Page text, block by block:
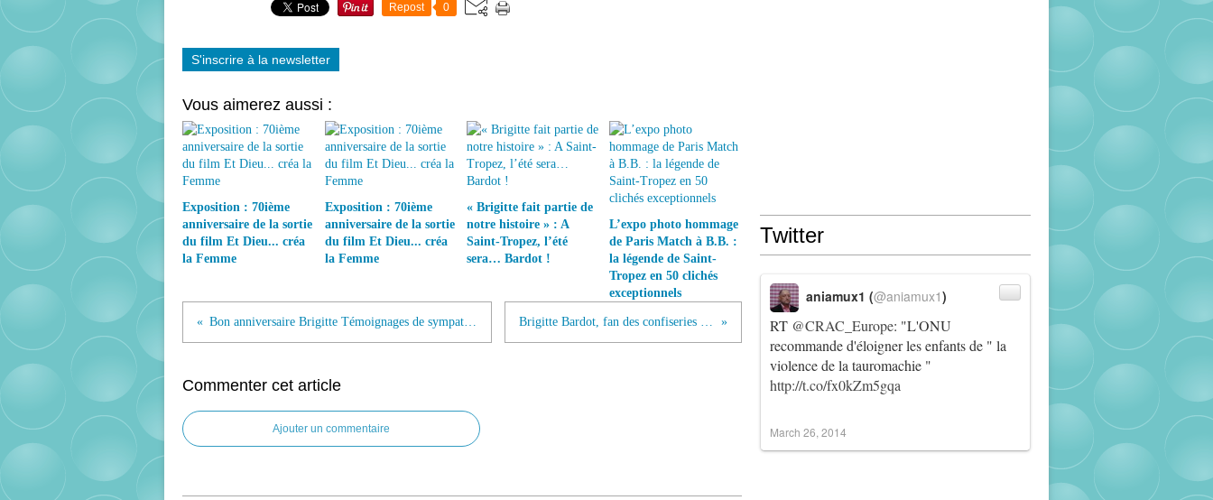
Repost 0
S'inscrire à la newsletter
Vous aimerez aussi :
Exposition : 70ième
anniversaire de la sortie
du film Et Dieu... créa
la Femme
Exposition : 70ième
anniversaire de la sortie
du film Et Dieu... créa
la Femme
« Brigitte fait partie de
notre histoire » : A
Saint-Tropez, l’été
sera… Bardot !
L’expo photo hommage
de Paris Match à B.B. :
la légende de Saint-
Tropez en 50 clichés
exceptionnels
Bon anniversaire Brigitte Témoignages de sympathie du monde entier Brigitte Bardot, fan des confiseries de Francis Miot
Commenter cet article
Ajouter un commentaire
Twitter
RT @CRAC_Europe: "L'ONU
recommande d'éloigner les enfants de " la
violence de la tauromachie "
http://t.co/fx0kZm5gqa
aniamux1 (@aniamux1)
March 26, 2014